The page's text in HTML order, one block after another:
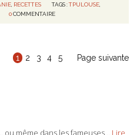
, RECETTES TAGS :TPULOUSE
0 COMMENTAIRE
1 2 3 4 5 Page suivante
même dans les fameuses... Lire